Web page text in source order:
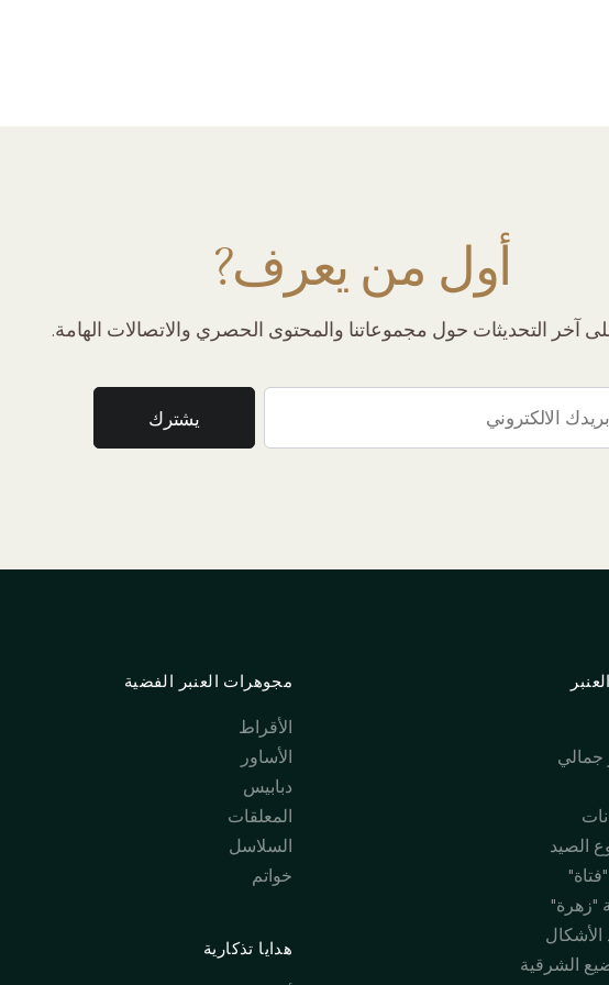
أول من يعرف?
آخر التحديثات حول مجموعاتنا والمحتوى الحصري والاتصالات الهامة.
الصيد
"زهرة"
الأشكال
الشرقية
مجوهرات العنبر الفضية
الأقراط
الأساور
دبابيس
المعلقات
السلاسل
خواتم
هدايا تذكارية